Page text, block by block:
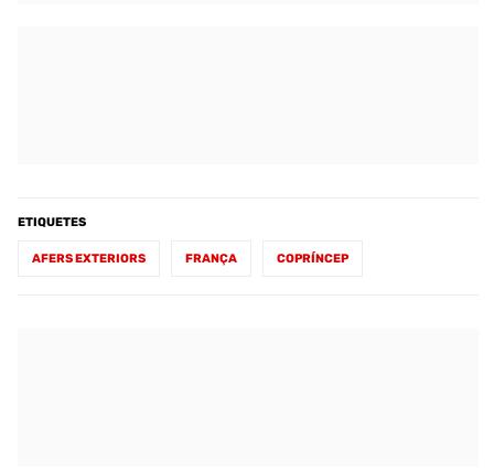
ETIQUETES
AFERS EXTERIORS FRANÇA COPRÍNCEP